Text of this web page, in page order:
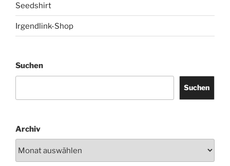
Seedshirt
Irgendlink-Shop
Suchen
Suchen
Archiv